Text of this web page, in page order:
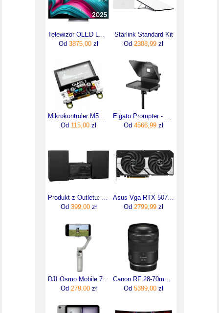
Od 3875,00 zł
Starlink Standard Kit
Od 2308,99 zł
Od 115,00 zł
Od 4566,99 zł
Od 399,00zł
Od 2799,99 zł
Od 279,00zł
Od 5399,00 zł